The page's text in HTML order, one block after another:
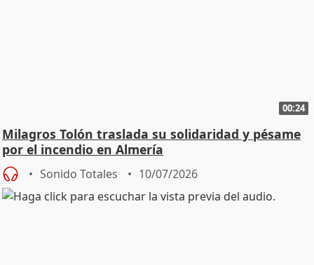
00:24
Milagros Tolón traslada su solidaridad y pésame
por el incendio en Almería
Sonido Totales 10/07/2026